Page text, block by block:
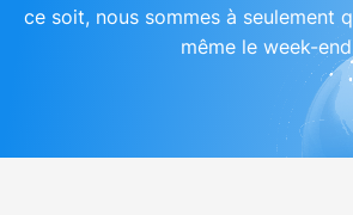
ce soit, nous sommes à seulement
même le week-